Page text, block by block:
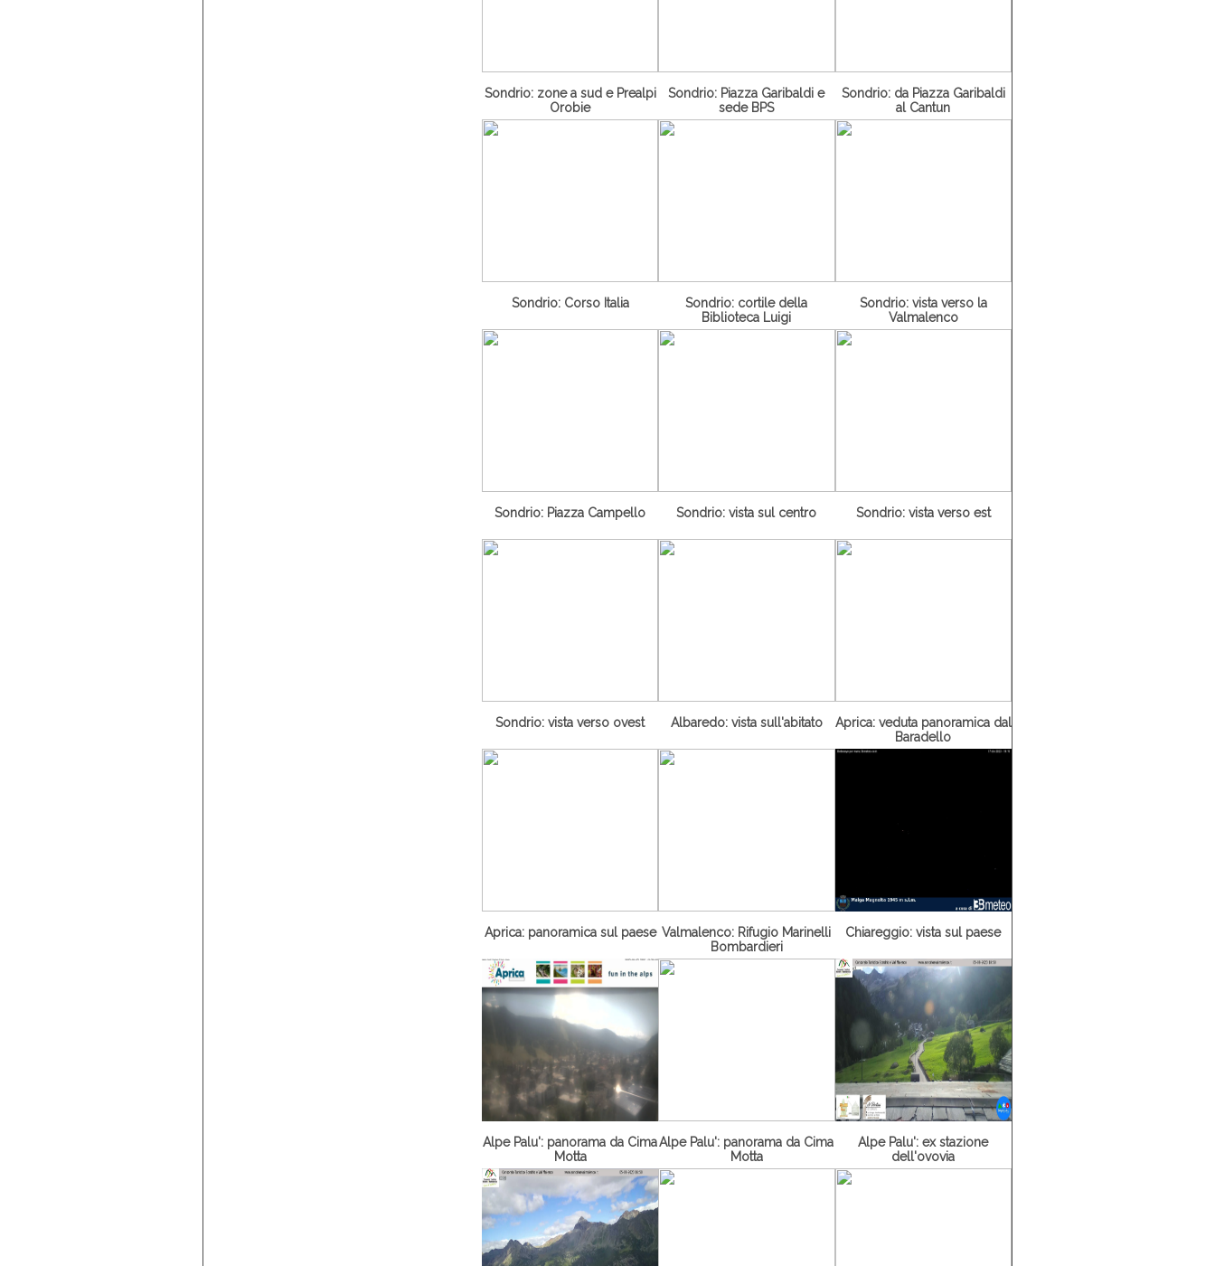
Sondrio: zone a sud e Prealpi
Orobie
Sondrio: Piazza Garibaldi e
sede BPS
Sondrio: da Piazza Garibaldi
al Cantun
Sondrio: Corso Italia
Sondrio: cortile della
Biblioteca Luigi
Sondrio: vista verso la
Valmalenco
Sondrio: Piazza Campello Sondrio: vista sul centro Sondrio: vista verso est
Sondrio: vista verso ovest Albaredo: vista sull'abitato
Aprica: veduta panoramica dal
Baradello
Aprica: panoramica sul paese Valmalenco: Rifugio Marinelli
Bombardieri
Chiareggio: vista sul paese
Alpe Palu': panorama da Cima
Motta
Alpe Palu': panorama da Cima
Motta
Alpe Palu': ex stazione
dell'ovovia